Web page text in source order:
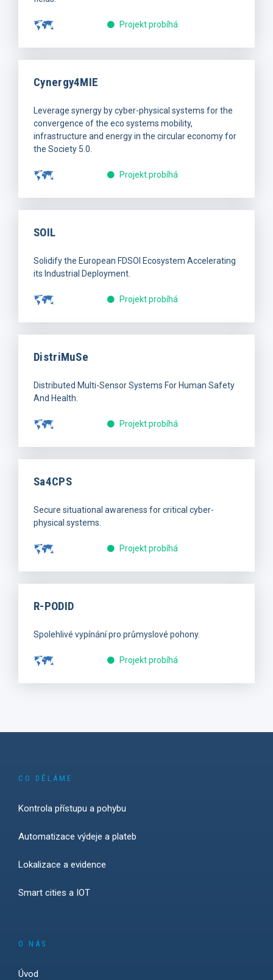
Projekt probíhá
Cynergy4MIE
Leverage synergy by cyber-physical systems for the
convergence of the eco systems mobility,
infrastructure and energy in the circular economy for
the Society 5.0.
Projekt probíhá
SOIL
Solidify the European FDSOI Ecosystem Accelerating
its Industrial Deployment.
Projekt probíhá
DistriMuSe
Distributed Multi-Sensor Systems For Human Safety
And Health.
Projekt probíhá
Sa4CPS
Secure situational awareness for critical cyber-
physical systems.
Projekt probíhá
R-PODID
Spolehlivé vypínání pro průmyslové pohony.
Projekt probíhá
CO DĚLÁME
Kontrola přístupu a pohybu
Automatizace výdeje a plateb
Lokalizace a evidence
Smart cities a IOT
O NÁS
Úvod